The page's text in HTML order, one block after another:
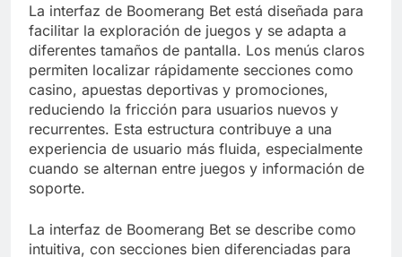
La interfaz de Boomerang Bet está diseñada para
facilitar la exploración de juegos y se adapta a
diferentes tamaños de pantalla. Los menús claros
permiten localizar rápidamente secciones como
casino, apuestas deportivas y promociones,
reduciendo la fricción para usuarios nuevos y
recurrentes. Esta estructura contribuye a una
experiencia de usuario más fluida, especialmente
cuando se alternan entre juegos y información de
soporte.
La interfaz de Boomerang Bet se describe como
intuitiva, con secciones bien diferenciadas para